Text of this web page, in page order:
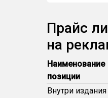
Прайс
на
Наименование
позиции
Внутри